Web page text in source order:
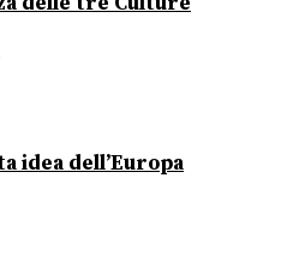
idea dell’Europa